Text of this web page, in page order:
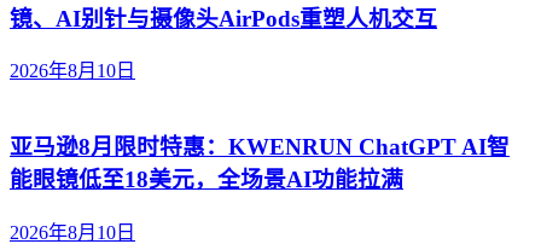
镜、AI别针与摄像头AirPods重塑人机交互
2026年8月10日
亚马逊8月限时特惠：KWENRUN ChatGPT AI智
能眼镜低至18美元，全场景AI功能拉满
2026年8月10日